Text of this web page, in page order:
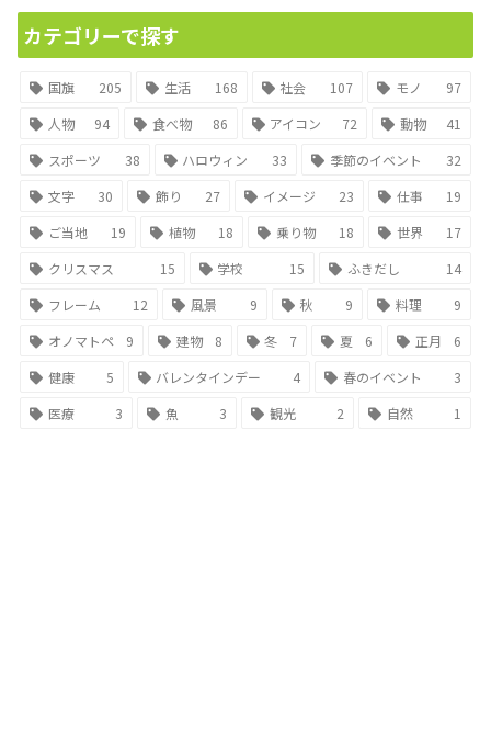
カテゴリーで探す
国旗 205 生活 168 社会 107 モノ
97
人物
94 食べ物 86 アイコン 72 動物
41
スポーツ
38 ハロウィン 33 季節のイベント
32
文字
30 飾り 27 イメージ 23 仕事
19
ご当地
19 植物 18 乗り物 18 世界
17
クリスマス
15 学校 15 ふきだし
14
フレーム
12 風景 9 秋 9 料理
9
オノマトペ
9 建物 8 冬 7 夏 6 正月
6
健康
5 バレンタインデー 4 春のイベント
3
医療
3 魚 3 観光 2 自然 1